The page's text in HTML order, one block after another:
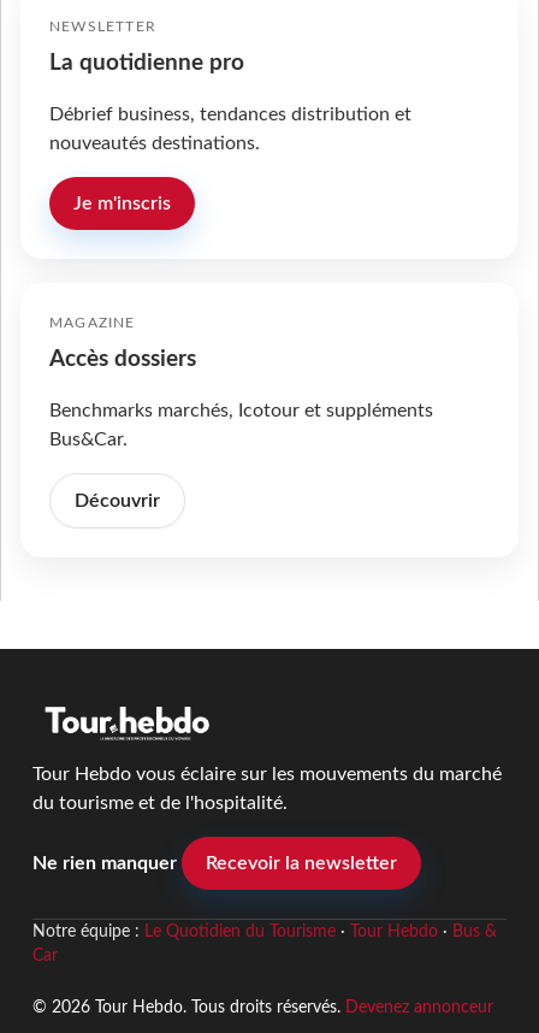
NEWSLETTER
La quotidienne pro
Débrief business, tendances distribution et
nouveautés destinations.
Je m'inscris
MAGAZINE
Accès dossiers
Benchmarks marchés, Icotour et suppléments
Bus&Car.
Découvrir
Tour Hebdo vous éclaire sur les mouvements du marché
du tourisme et de l'hospitalité.
Ne rien manquer Recevoir la newsletter
Notre équipe : Le Quotidien du Tourisme· Tour Hebdo· Bus &
Car
© 2026 Tour Hebdo. Tous droits réservés. Devenez annonceur